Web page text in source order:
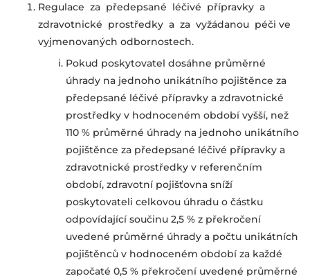
Regulace za předepsané léčivé přípravky a
zdravotnické prostředky a za vyžádanou péči ve
vyjmenovaných odbornostech.
Pokud poskytovatel dosáhne průměrné
úhrady na jednoho unikátního pojištěnce za
předepsané léčivé přípravky a zdravotnické
prostředky v hodnoceném období vyšší, než
110 % průměrné úhrady na jednoho unikátního
pojištěnce za předepsané léčivé přípravky a
zdravotnické prostředky v referenčním
období, zdravotní pojišťovna sníží
poskytovateli celkovou úhradu o částku
odpovídající součinu 2,5 % z překročení
uvedené průměrné úhrady a počtu unikátních
pojištěnců v hodnoceném období za každé
započaté 0,5 % překročení uvedené průměrné